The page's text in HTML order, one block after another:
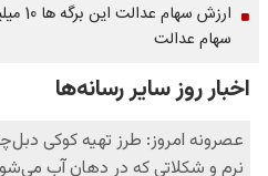
ارزش
سهام عدالت